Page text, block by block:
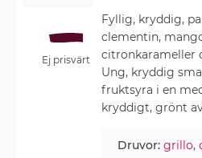
Ej prisvärt
Fyllig, kryddig,
clementin,
citronkarameller
Ung, kryddig
fruktsyra i en
kryddigt, grönt
Druvor: grillo,